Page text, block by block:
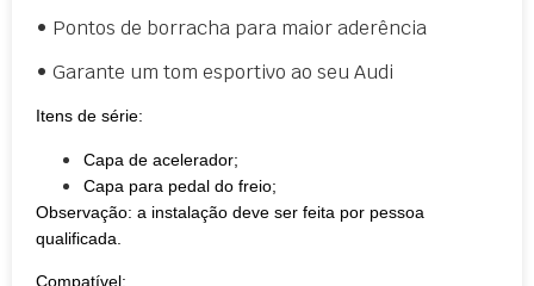
• Pontos de borracha para maior aderência
• Garante um tom esportivo ao seu Audi
Itens de série:
Capa de acelerador;
Capa para pedal do freio;
Observação: a instalação deve ser feita por pessoa
qualificada.
Compatível: